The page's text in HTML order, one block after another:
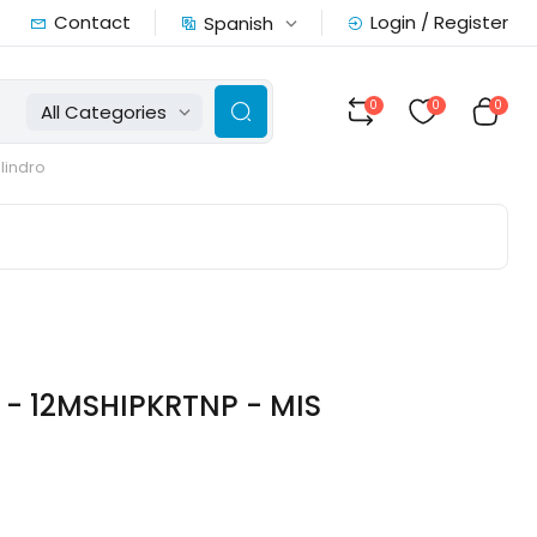
Contact Spanish Login / Register
All Categories 0 0 0
- 12MSHIPKRTNP - MIS